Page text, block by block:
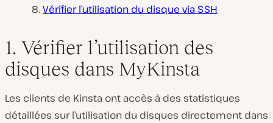
Vérifier l’utilisation du disque via SSH
1. Vérifier l’utilisation des
disques dans MyKinsta
Les clients de Kinsta ont accès à des statistiques
détaillées sur l’utilisation du disques directement dans